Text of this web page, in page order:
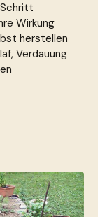
Wirkung
herstellen
Verdauung